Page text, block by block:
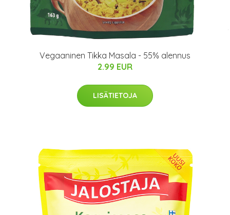
Vegaaninen Tikka Masala - 55% alennus
2.99 EUR
LISÄTIETOJA